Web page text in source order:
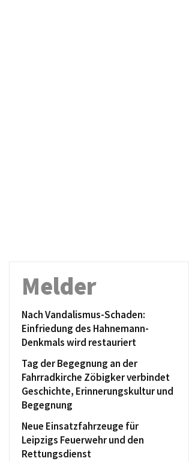
Melder
Nach Vandalismus-Schaden:
Einfriedung des Hahnemann-
Denkmals wird restauriert
Tag der Begegnung an der
Fahrradkirche Zöbigker verbindet
Geschichte, Erinnerungskultur und
Begegnung
Neue Einsatzfahrzeuge für
Leipzigs Feuerwehr und den
Rettungsdienst